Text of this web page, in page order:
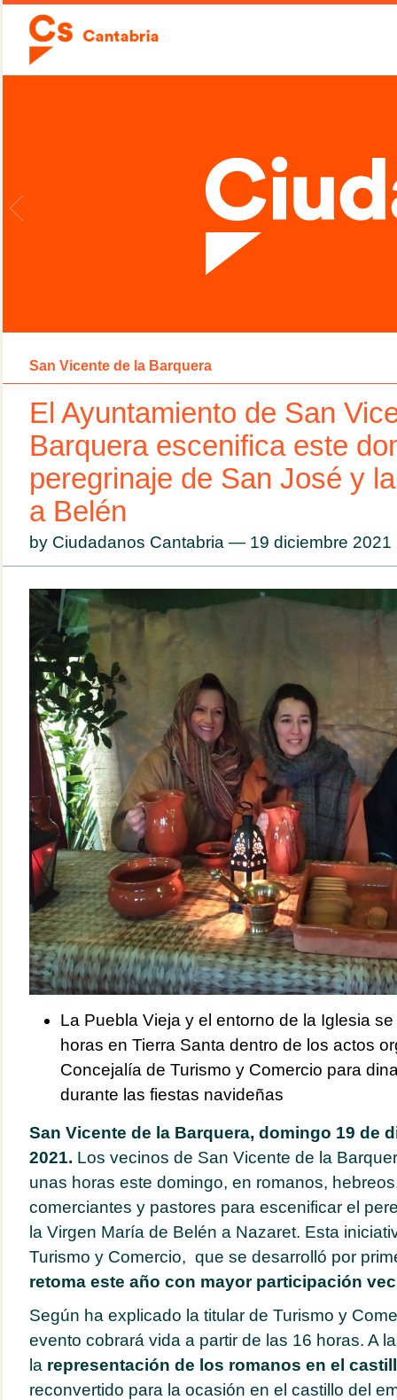
San Vicente de la Barquera
El Ayuntamiento de San
Barquera escenifica este
peregrinaje de San José y
a Belén
by Ciudadanos Cantabria — 19 diciembre
La Puebla Vieja y el entorno de la Iglesia
horas en Tierra Santa dentro de los actos
Concejalía de Turismo y Comercio para
durante las fiestas navideñas
San Vicente de la Barquera, domingo 19 de
2021. Los vecinos de San Vicente de la
unas horas este domingo, en romanos,
comerciantes y pastores para escenificar el
la Virgen María de Belén a Nazaret. Esta
Turismo y Comercio, que se desarrolló por
retoma este año con mayor participación
Según ha explicado la titular de Turismo y
evento cobrará vida a partir de las 16 horas. A
la representación de los romanos en el
reconvertido para la ocasión en el castillo del